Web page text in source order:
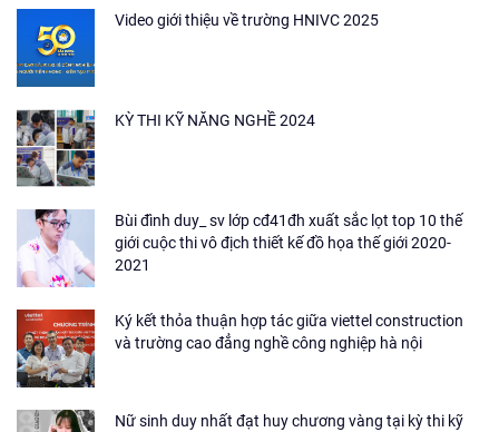
Video giới thiệu về trường HNIVC 2025
KỲ THI KỸ NĂNG NGHỀ 2024
Bùi đình duy_ sv lớp cđ41đh xuất sắc lọt top 10 thế
giới cuộc thi vô địch thiết kế đồ họa thế giới 2020-
2021
Ký kết thỏa thuận hợp tác giữa viettel construction
và trường cao đẳng nghề công nghiệp hà nội
Nữ sinh duy nhất đạt huy chương vàng tại kỳ thi kỹ